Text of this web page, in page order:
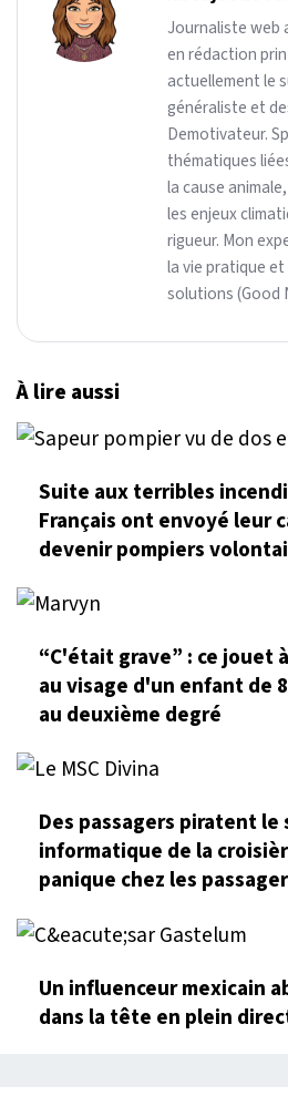
Journaliste web
en rédaction
actuellement le
généraliste et
Demotivateur.
thématiques
la cause
les enjeux
rigueur. Mon
la vie pratique
solutions (Good
À lire aussi
Suite aux terribles
Français ont envoyé leur
devenir pompiers
“C'était grave” : ce jouet
au visage d'un enfant de
au deuxième degré
Des passagers piratent le
informatique de la
panique chez les
Un influenceur mexicain
dans la tête en plein